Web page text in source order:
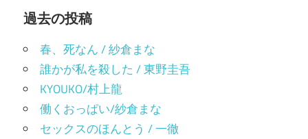
開
き
ま
シ
ョ
ン
過去の投稿
春、死なん / 紗倉まな
誰かが私を殺した / 東野圭吾
KYOUKO/村上龍
働くおっぱい/紗倉まな
セックスのほんとう / 一徹